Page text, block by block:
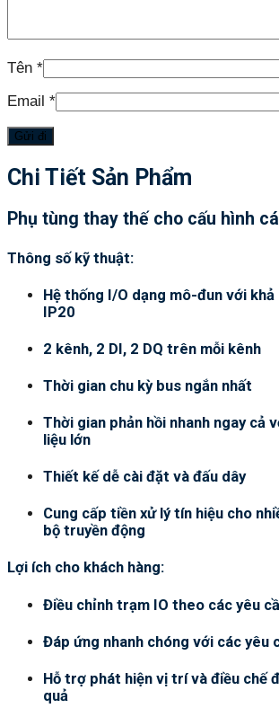
Tên *
Email *
Chi Tiết Sản Phẩm
Phụ tùng thay thế cho cấu hình
Thông số kỹ thuật:
Hệ thống I/O dạng mô-đun với khả
IP20
2 kênh, 2 DI, 2 DQ trên mỗi kênh
Thời gian chu kỳ bus ngắn nhất
Thời gian phản hồi nhanh ngay cả
liệu lớn
Thiết kế dễ cài đặt và đấu dây
Cung cấp tiền xử lý tín hiệu cho
bộ truyền động
Lợi ích cho khách hàng:
Điều chỉnh trạm IO theo các yêu
Đáp ứng nhanh chóng với các yêu
Hỗ trợ phát hiện vị trí và điều chế
quả